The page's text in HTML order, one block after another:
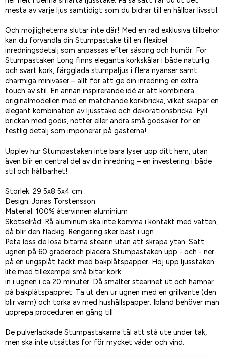
mesta av varje ljus samtidigt som du bidrar till en hållbar livsstil.
Och möjligheterna slutar inte där! Med en rad exklusiva tillbehör
kan du förvandla din Stumpastake till en flexibel
inredningsdetalj som anpassas efter säsong och humör. För
Stumpastaken Long finns eleganta korkskålar i både naturlig
och svart kork, färgglada stumpaljus i flera nyanser samt
charmiga minivaser – allt för att ge din inredning en extra
touch av stil. En annan inspirerande idé är att kombinera
originalmodellen med en matchande korkbricka, vilket skapar en
elegant kombination av ljusstake och dekorationsbricka. Fyll
brickan med godis, nötter eller andra små godsaker för en
festlig detalj som imponerar på gästerna!
Upplev hur Stumpastaken inte bara lyser upp ditt hem, utan
även blir en central del av din inredning – en investering i både
stil och hållbarhet!
Storlek: 29.5x8.5x4 cm
Design: Jonas Torstensson
Material: 100% återvinnen aluminium
Skötselråd: Rå aluminum ska inte komma i kontakt med vatten,
då blir den fläckig. Rengöring sker bäst i ugn.
Peta loss de lösa bitarna stearin utan att skrapa ytan. Sätt
ugnen på 60 graderoch placera Stumpastaken upp - och - ner
på en ungsplåt täckt med bakplåtspapper. Höj upp ljusstaken
lite med tillexempel små bitar kork.
in i ugnen i ca 20 minuter. Då smälter stearinet ut och hamnar
på bakplåtspappret. Ta ut den ur ugnen med en grillvante (den
blir varm) och torka av med hushållspapper. Ibland behöver man
upprepa proceduren en gång till.
De pulverlackade Stumpastakarna tål att stå ute under tak,
men ska inte utsättas för för mycket väder och vind.